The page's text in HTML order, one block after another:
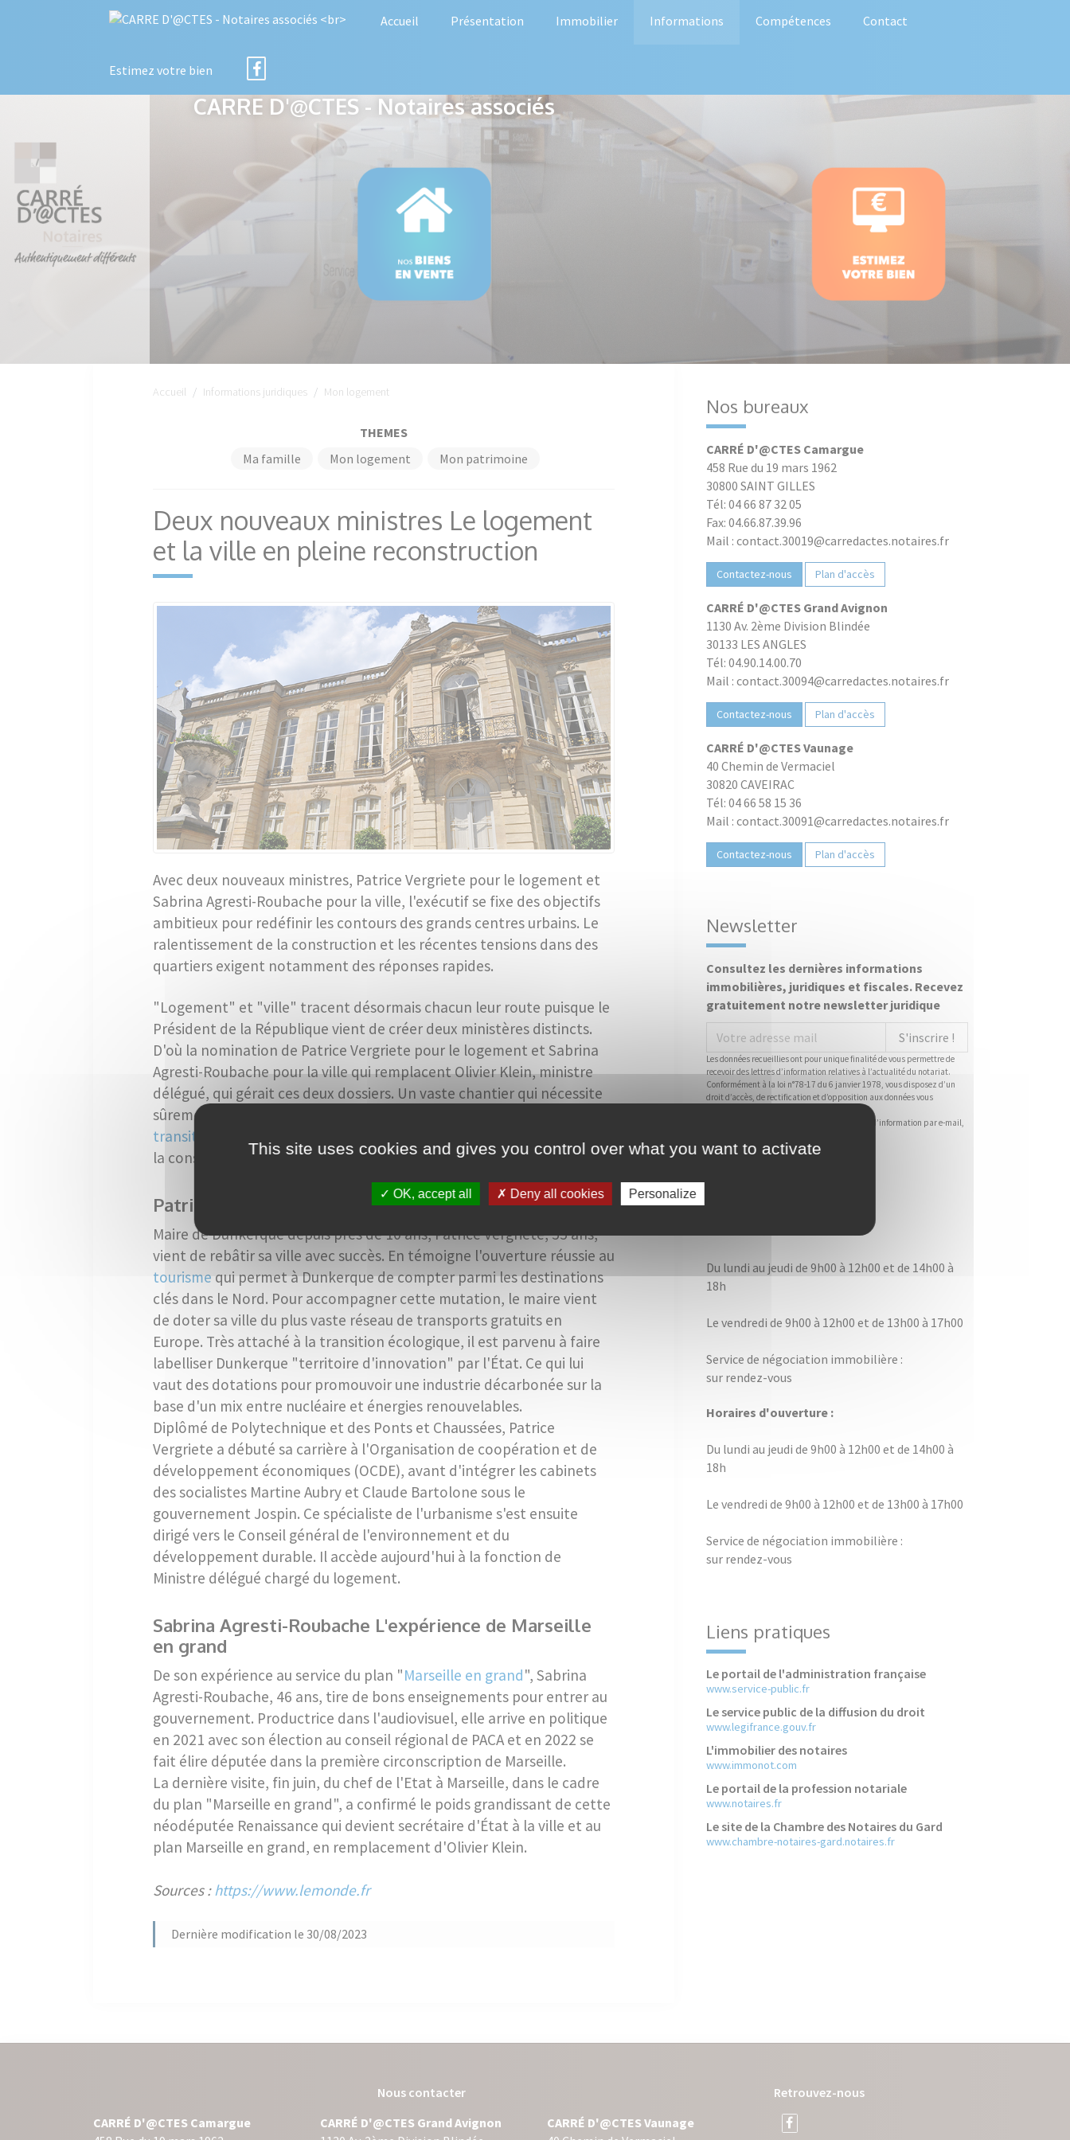
Accueil Présentation Immobilier Informations Compétences Contact
Estimez votre bien
CARRE D'@CTES - Notaires associés
Accueil Informations juridiques Mon logement
THEMES
Ma famille
Mon logement Mon patrimoine
Deux nouveaux ministres Le logement
et la ville en pleine reconstruction
Avec deux nouveaux ministres, Patrice Vergriete pour le logement et
Sabrina Agresti-Roubache pour la ville, l'exécutif se fixe des objectifs
ambitieux pour redéfinir les contours des grands centres urbains. Le
ralentissement de la construction et les récentes tensions dans des
quartiers exigent notamment des réponses rapides.
"Logement" et "ville" tracent désormais chacun leur route puisque le
Président de la République vient de créer deux ministères distincts.
D'où la nomination de Patrice Vergriete pour le logement et Sabrina
Agresti-Roubache pour la ville qui remplacent Olivier Klein, ministre
délégué, qui gérait ces deux dossiers. Un vaste chantier qui nécessite
sûrement deux conducteurs chevronnés pour accompagner la
transition écologique
la construction au plan urbanistique…
Patrice Vergriete La renaissance dunkerquoise
Maire de Dunkerque depuis près de 10 ans, Patrice Vergriete, 55 ans,
vient de rebâtir sa ville avec succès. En témoigne l'ouverture réussie au
tourisme qui permet à Dunkerque de compter parmi les destinations
clés dans le Nord. Pour accompagner cette mutation, le maire vient
de doter sa ville du plus vaste réseau de transports gratuits en
Europe. Très attaché à la transition écologique, il est parvenu à faire
labelliser Dunkerque "territoire d'innovation" par l'État. Ce qui lui
vaut des dotations pour promouvoir une industrie décarbonée sur la
base d'un mix entre nucléaire et énergies renouvelables.
Diplômé de Polytechnique et des Ponts et Chaussées, Patrice
Vergriete a débuté sa carrière à l'Organisation de coopération et de
développement économiques (OCDE), avant d'intégrer les cabinets
des socialistes Martine Aubry et Claude Bartolone sous le
gouvernement Jospin. Ce spécialiste de l'urbanisme s'est ensuite
dirigé vers le Conseil général de l'environnement et du
développement durable. Il accède aujourd'hui à la fonction de
Ministre délégué chargé du logement.
Sabrina Agresti-Roubache L'expérience de Marseille
en grand
De son expérience au service du plan "Marseille en grand", Sabrina
Agresti-Roubache, 46 ans, tire de bons enseignements pour entrer au
gouvernement. Productrice dans l'audiovisuel, elle arrive en politique
en 2021 avec son élection au conseil régional de PACA et en 2022 se
fait élire députée dans la première circonscription de Marseille.
La dernière visite, fin juin, du chef de l'Etat à Marseille, dans le cadre
du plan "Marseille en grand", a confirmé le poids grandissant de cette
néodéputée Renaissance qui devient secrétaire d'État à la ville et au
plan Marseille en grand, en remplacement d'Olivier Klein.
Sources : https://www.lemonde.fr
Dernière modification le 30/08/2023
Nos bureaux
CARRÉ D'@CTES Camargue
458 Rue du 19 mars 1962
30800 SAINT GILLES
Tél: 04 66 87 32 05
Fax: 04.66.87.39.96
Mail : contact.30019@carredactes.notaires.fr
Contactez-nous Plan d'accès
CARRÉ D'@CTES Grand Avignon
1130 Av. 2ème Division Blindée
30133 LES ANGLES
Tél: 04.90.14.00.70
Mail : contact.30094@carredactes.notaires.fr
Contactez-nous Plan d'accès
CARRÉ D'@CTES Vaunage
40 Chemin de Vermaciel
30820 CAVEIRAC
Tél: 04 66 58 15 36
Mail : contact.30091@carredactes.notaires.fr
Contactez-nous Plan d'accès
Newsletter
Consultez les dernières informations
immobilières, juridiques et fiscales. Recevez
gratuitement notre newsletter juridique
S'inscrire !
Les données recueillies ont pour unique finalité de vous permettre de
recevoir des lettres d’information relatives à l’actualité du notariat.
Conformément à la loi n°78-17 du 6 janvier 1978, vous disposez d’un
droit d’accès, de rectification et d’opposition aux données vous
Si vous ne souhaitez plus recevoir cette lettre d’information par e-mail,
Du lundi au jeudi de 9h00 à 12h00 et de 14h00 à
18h
Le vendredi de 9h00 à 12h00 et de 13h00 à 17h00
Service de négociation immobilière :
sur rendez-vous
Horaires d'ouverture :
Du lundi au jeudi de 9h00 à 12h00 et de 14h00 à
18h
Le vendredi de 9h00 à 12h00 et de 13h00 à 17h00
Service de négociation immobilière :
sur rendez-vous
Liens pratiques
Le portail de l'administration française
www.service-public.fr
Le service public de la diffusion du droit
www.legifrance.gouv.fr
L'immobilier des notaires
www.immonot.com
Le portail de la profession notariale
www.notaires.fr
Le site de la Chambre des Notaires du Gard
www.chambre-notaires-gard.notaires.fr
Nous contacter
CARRÉ D'@CTES Camargue
CARRÉ D'@CTES Grand Avignon
CARRÉ D'@CTES Vaunage
Retrouvez-nous
This site uses cookies and gives you control over what you want to activate
OK, accept all Deny all cookies Personalize